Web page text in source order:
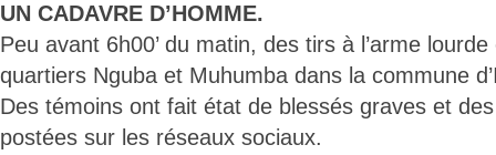
UN CADAVRE D’HOMME.
Peu avant 6h00’ du matin, des tirs à l’arme
quartiers Nguba et Muhumba dans la commune
Des témoins ont fait état de blessés graves et
postées sur les réseaux sociaux.